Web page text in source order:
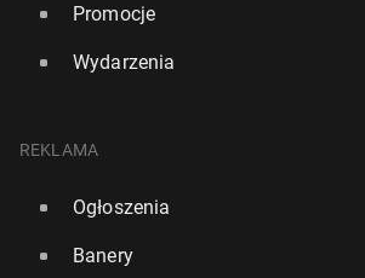
Promocje
Wydarzenia
REKLAMA
Ogłoszenia
Banery